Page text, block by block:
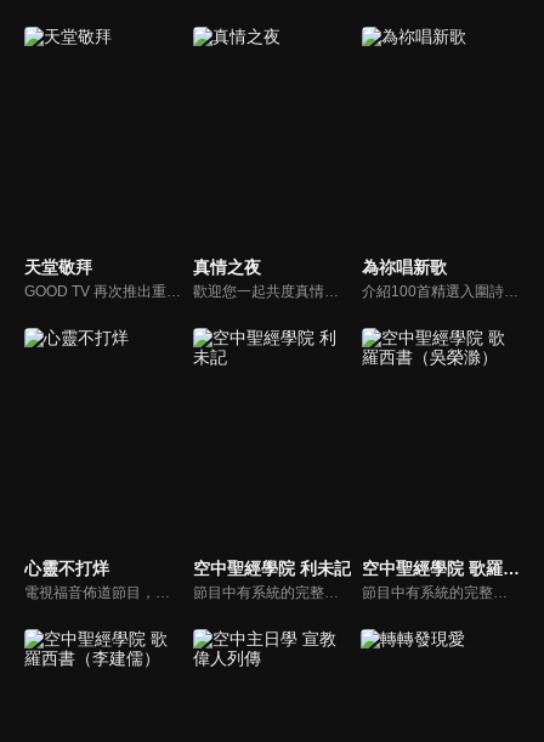
天堂敬拜
GOOD TV 再次推出重量級音樂節目《天堂敬拜》，匯集當代知名音樂人，在敬拜水流中引領觀眾經歷神的同在。期盼觀眾收看時，神的同在降臨、聖靈充滿；透過音樂成為橋樑，讓神同在的氛圍，吸引非基督徒渴望認識神，得著救恩。
真情之夜
歡迎您一起共度真情之夜，透過見證、詩歌讓我們一同進入在這個城市裡，許許多多的真情故事、真情人生。
為祢唱新歌
介紹100首精選入圍詩歌及創作新秀；以及資深詩歌創作人及知名基督徒藝人，如巫啟賢、張芸京、TANK、盛曉玫等。分享他們的創作故事，或感動他們的一首詩歌。一起唱新歌，來為主打歌。
心靈不打烊
電視福音佈道節目，由前主播何戎主持，有別於以往的節目風格，將繼續提供最具平安與感動的心靈音樂饗宴。
空中聖經學院 利未記
節目中有系統的完整講解聖經真理，邀請受過解經講道訓練的老師，按著正意分解真理的道，帶領弟兄姊妹更深的了解聖經的浩瀚與偉大
空中聖經學院 歌羅西書（吳榮滁）
節目中有系統的完整講解聖經真理，邀請受過解經講道訓練的老師，按著正意分解真理的道，帶領弟兄姊妹更深的了解聖經的浩瀚與偉大。